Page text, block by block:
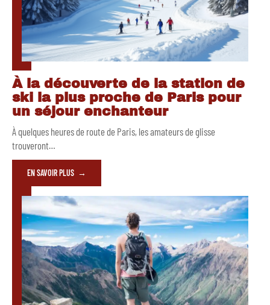
À la découverte de la station de
ski la plus proche de Paris pour
un séjour enchanteur
À quelques heures de route de Paris, les amateurs de glisse
trouveront…
EN SAVOIR PLUS